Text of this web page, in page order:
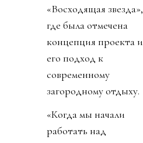
«Восходящая звезда»,
где была отмечена
концепция проекта и
его подход к
современному
загородному отдыху.
«Когда мы начали
работать над